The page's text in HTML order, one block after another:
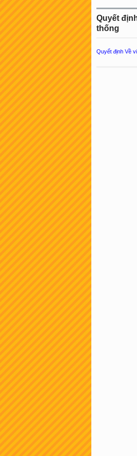
Quyết
thống
Quyết định Về